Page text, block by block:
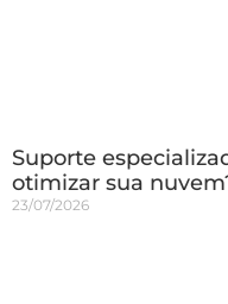
Suporte
otimizar sua
23/07/2026